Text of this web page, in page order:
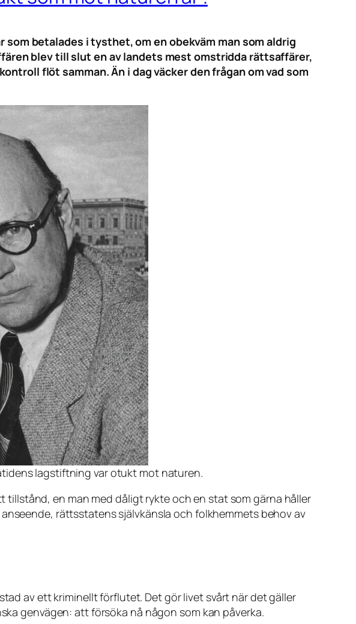
betalades i tysthet, om en obekväm man som aldrig
blev till slut en av landets mest omstridda rättsaffärer,
flöt samman. Än i dag väcker den frågan om vad som
lagstiftning var otukt mot naturen.
en man med dåligt rykte och en stat som gärna håller
rättsstatens självkänsla och folkhemmets behov av
av ett kriminellt förflutet. Det gör livet svårt när det gäller
genvägen: att försöka nå någon som kan påverka.